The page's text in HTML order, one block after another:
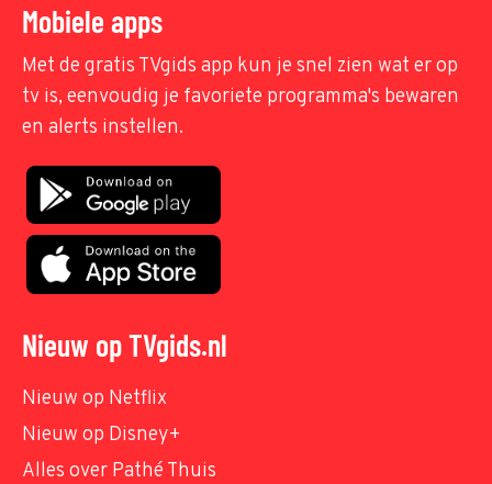
Mobiele apps
Met de gratis TVgids app kun je snel zien wat er op
tv is, eenvoudig je favoriete programma's bewaren
en alerts instellen.
Nieuw op TVgids.nl
Nieuw op Netflix
Nieuw op Disney+
Alles over Pathé Thuis